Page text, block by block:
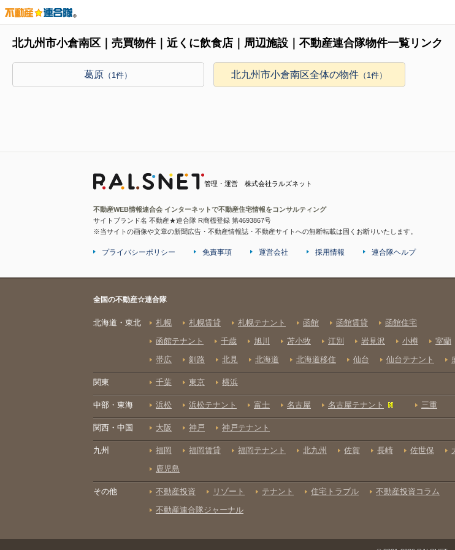
北九州市小倉南区｜売買物件｜近くに飲食店｜周辺施設｜不動産連合隊物件一覧リンク
葛原 （1件） 北九州市小倉南区全体の物件 （1件）
管理・運営 株式会社ラルズネット
不動産WEB情報連合会 インターネットで不動産住宅情報をコンサルティング
サイトブランド名 不動産★連合隊 R商標登録 第4693867号
※当サイトの画像や文章の新聞広告・不動産情報誌・不動産サイトへの無断転載は固くお断りいたします。
プライバシーポリシー 免責事項 運営会社 採用情報 連合隊ヘルプ